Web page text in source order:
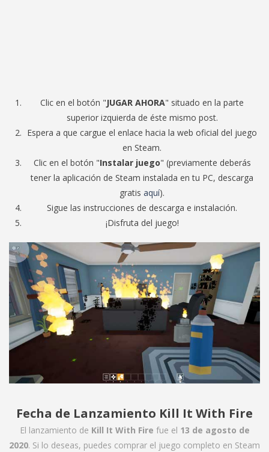
Clic en el botón "JUGAR AHORA" situado en la parte
superior izquierda de éste mismo post.
Espera a que cargue el enlace hacia la web oficial del juego
en Steam.
Clic en el botón "Instalar juego" (previamente deberás
tener la aplicación de Steam instalada en tu PC, descarga
gratis aquí).
Sigue las instrucciones de descarga e instalación.
¡Disfruta del juego!
Fecha de Lanzamiento Kill It With Fire
El lanzamiento de Kill It With Fire fue el 13 de agosto de
2020. Si lo deseas, puedes comprar el juego completo en Steam